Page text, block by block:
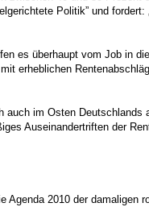
Politik” und
es überhaupt vom Job in
erheblichen
im Osten
Auseinandertriften der
2010 der